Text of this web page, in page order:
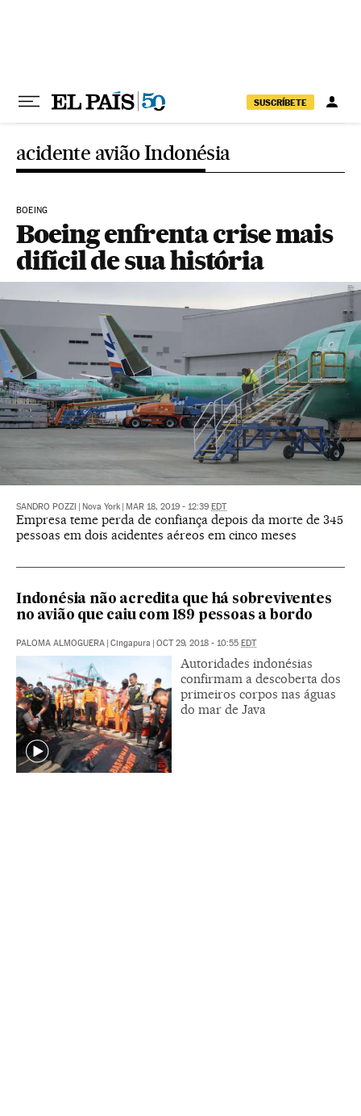
SUSCRÍBETE
acidente avião Indonésia
BOEING
Boeing enfrenta crise mais
difícil de sua história
SANDRO POZZI Nova York MAR 18, 2019 - 12:39 EDT
Empresa teme perda de confiança depois da morte de 345
pessoas em dois acidentes aéreos em cinco meses
Indonésia não acredita que há sobreviventes
no avião que caiu com 189 pessoas a bordo
PALOMA ALMOGUERA Cingapura OCT 29, 2018 - 10:55 EDT
Autoridades indonésias
confirmam a descoberta dos
primeiros corpos nas águas
do mar de Java